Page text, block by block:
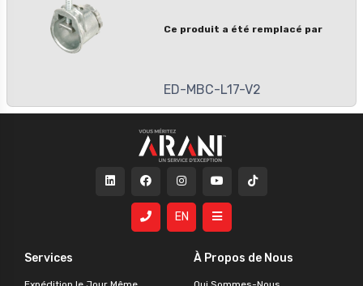
Ce produit a été remplacé par
ED-MBC-L17-V2
Services À Propos de Nous
EN